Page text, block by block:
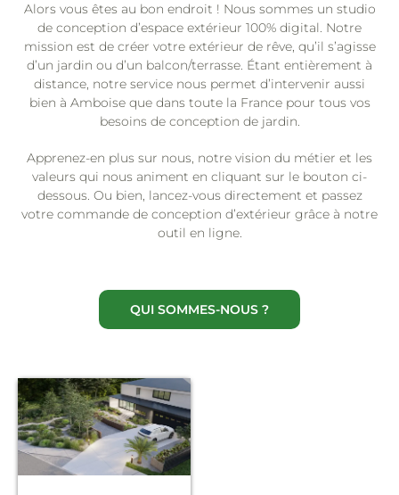
Alors vous êtes au bon endroit ! Nous sommes un studio
de conception d’espace extérieur 100% digital. Notre
mission est de créer votre extérieur de rêve, qu’il s’agisse
d’un jardin ou d’un balcon/terrasse. Étant entièrement à
distance, notre service nous permet d’intervenir aussi
bien à Amboise que dans toute la France pour tous vos
besoins de conception de jardin.
Apprenez-en plus sur nous, notre vision du métier et les
valeurs qui nous animent en cliquant sur le bouton ci-
dessous. Ou bien, lancez-vous directement et passez
votre commande de conception d’extérieur grâce à notre
outil en ligne.
QUI SOMMES-NOUS ?